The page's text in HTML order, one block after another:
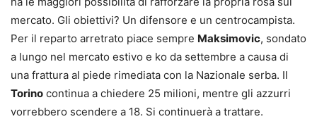
mercato. Gli obiettivi? Un difensore e un centrocampista.
Per il reparto arretrato piace sempre Maksimovic, sondato
a lungo nel mercato estivo e ko da settembre a causa di
una frattura al piede rimediata con la Nazionale serba. Il
Torino continua a chiedere 25 milioni, mentre gli azzurri
vorrebbero scendere a 18. Si continuerà a trattare.